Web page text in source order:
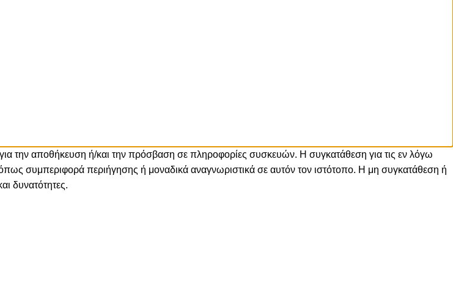
την αποθήκευση ή/και την πρόσβαση σε πληροφορίες συσκευών. Η συγκατάθεση για τις εν λόγω
συμπεριφορά περιήγησης ή μοναδικά αναγνωριστικά σε αυτόν τον ιστότοπο. Η μη συγκατάθεση ή
δυνατότητες.